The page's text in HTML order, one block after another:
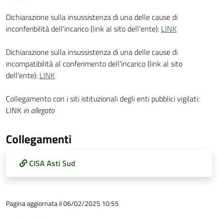
Dichiarazione sulla insussistenza di una delle cause di
inconferibilità dell'incarico (link al sito dell'ente): LINK
Dichiarazione sulla insussistenza di una delle cause di
incompatibilità al conferimento dell'incarico (link al sito
dell'ente): LINK
Collegamento con i siti istituzionali degli enti pubblici vigilati:
LINK in allegato
Collegamenti
CISA Asti Sud
Pagina aggiornata il 06/02/2025 10:55